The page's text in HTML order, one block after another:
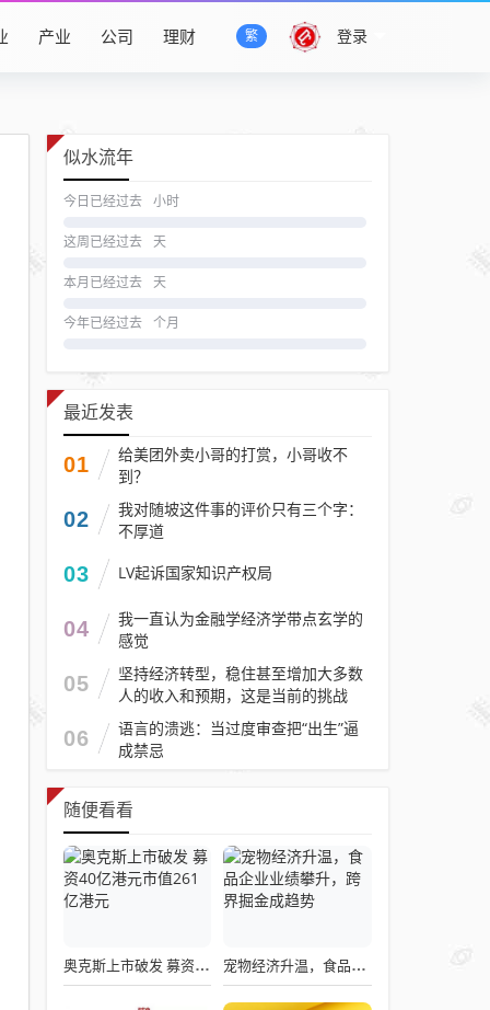
登录
繁
产业 公司 理财
似水流年
今日已经过去 小时
这周已经过去 天
本月已经过去 天
今年已经过去 个月
最近发表
01
给美团外卖小哥的打赏，小哥收不
到？
02
我对随坡这件事的评价只有三个字：
不厚道
03 LV起诉国家知识产权局
04
我一直认为金融学经济学带点玄学的
感觉
05
坚持经济转型，稳住甚至增加大多数
人的收入和预期，这是当前的挑战
06
语言的溃逃：当过度审查把“出生”逼
成禁忌
随便看看
奥克斯上市破发 募资40亿港元市值261亿港元 宠物经济升温，食品企业业绩攀升，跨界掘金成趋势